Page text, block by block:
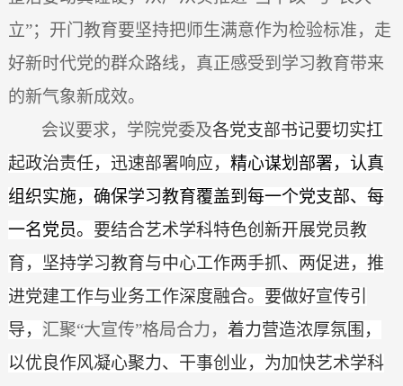
立”；开门教育要坚持把师生满意作为检验标准，走
好新时代党的群众路线，真正感受到学习教育带来
的新气象新成效。
会议要求，学院党委及各党支部书记要切实扛
起政治责任，迅速部署响应， 精心谋划部署，认真
组织实施，确保学习教育覆盖到每一个党支部、每
一名党员。 要结合艺术学科特色创新开展党员教
育，坚持学习教育与中心工作两手抓、两促进，推
进党建工作与业务工作深度融合。要做好宣传引
导， 汇聚“大宣传”格局合力， 着力营造浓厚氛围，
以优良作风凝心聚力、干事创业，为加快艺术学科